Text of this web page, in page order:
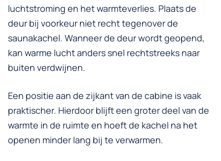
luchtstroming en het warmteverlies. Plaats de
deur bij voorkeur niet recht tegenover de
saunakachel. Wanneer de deur wordt geopend,
kan warme lucht anders snel rechtstreeks naar
buiten verdwijnen.
Een positie aan de zijkant van de cabine is vaak
praktischer. Hierdoor blijft een groter deel van de
warmte in de ruimte en hoeft de kachel na het
openen minder lang bij te verwarmen.